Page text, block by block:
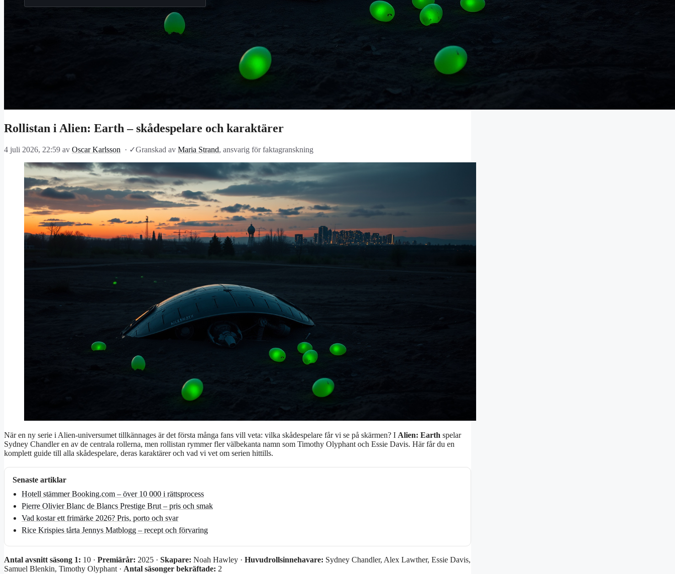
Rollistan i Alien: Earth – skådespelare och karaktärer
4 juli 2026, 22:59 av Oscar Karlsson · ✓Granskad av Maria Strand, ansvarig för faktagranskning
När en ny serie i Alien-universumet tillkännages är det första många fans vill veta: vilka skådespelare får vi se på skärmen? I Alien: Earth spelar
Sydney Chandler en av de centrala rollerna, men rollistan rymmer fler välbekanta namn som Timothy Olyphant och Essie Davis. Här får du en
komplett guide till alla skådespelare, deras karaktärer och vad vi vet om serien hittills.
Senaste artiklar
Hotell stämmer Booking.com – över 10 000 i rättsprocess
Pierre Olivier Blanc de Blancs Prestige Brut – pris och smak
Vad kostar ett frimärke 2026? Pris, porto och svar
Rice Krispies tårta Jennys Matblogg – recept och förvaring
Antal avsnitt säsong 1: 10 · Premiärår: 2025 · Skapare: Noah Hawley · Huvudrollsinnehavare: Sydney Chandler, Alex Lawther, Essie Davis,
Samuel Blenkin, Timothy Olyphant · Antal säsonger bekräftade: 2